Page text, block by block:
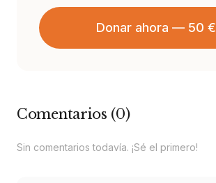
Donar ahora — 50 €
Comentarios (0)
Sin comentarios todavía. ¡Sé el primero!